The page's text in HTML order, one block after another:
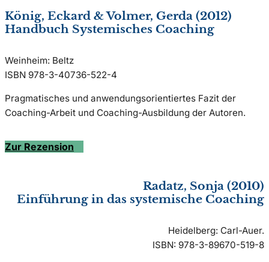
König, Eckard & Volmer, Gerda (2012)
Handbuch Systemisches Coaching
Weinheim: Beltz
ISBN 978-3-40736-522-4
Pragmatisches und anwendungsorientiertes Fazit der
Coaching-Arbeit und Coaching-Ausbildung der Autoren.
Zur Rezension
Radatz, Sonja (2010)
Einführung in das systemische Coaching
Heidelberg: Carl-Auer.
ISBN: 978-3-89670-519-8